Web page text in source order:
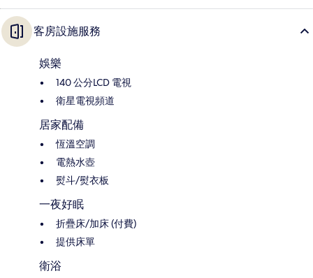
客房設施服務
娛樂
140 公分LCD 電視
衛星電視頻道
居家配備
恆溫空調
電熱水壺
熨斗/熨衣板
一夜好眠
折疊床/加床 (付費)
提供床單
衛浴